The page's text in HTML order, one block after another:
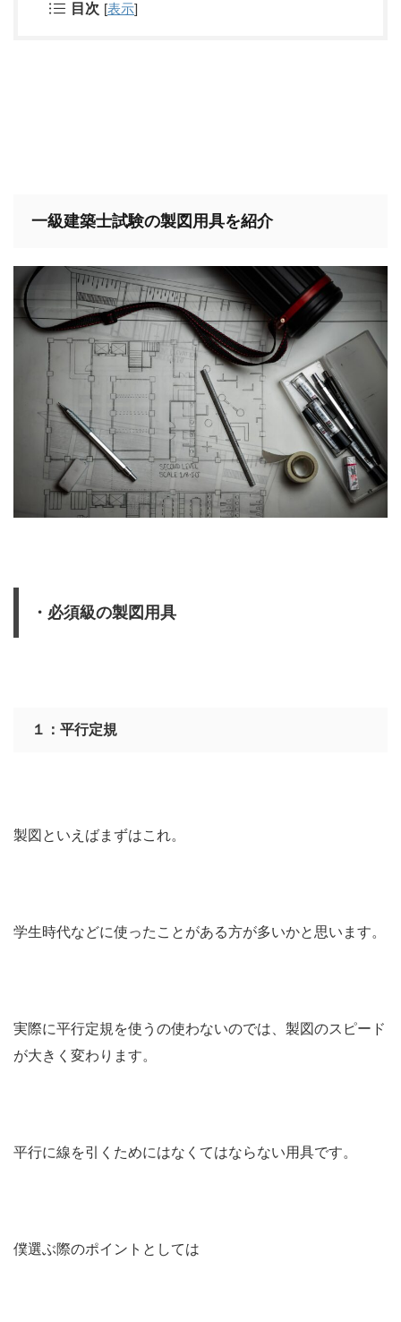
目次 [表示]
一級建築士試験の製図用具を紹介
・必須級の製図用具
１：平行定規
製図といえばまずはこれ。
学生時代などに使ったことがある方が多いかと思います。
実際に平行定規を使うの使わないのでは、製図のスピード
が大きく変わります。
平行に線を引くためにはなくてはならない用具です。
僕選ぶ際のポイントとしては